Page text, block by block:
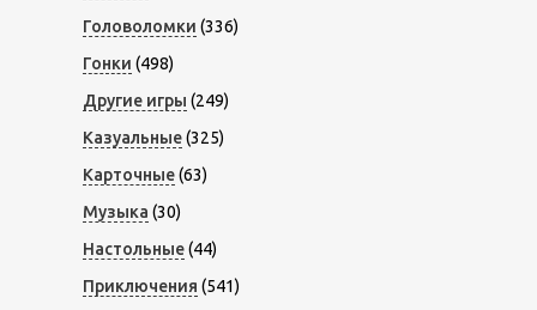
Головоломки (336)
Гонки (498)
Другие игры (249)
Казуальные(325)
Карточные(63)
Музыка (30)
Настольные(44)
Приключения (541)